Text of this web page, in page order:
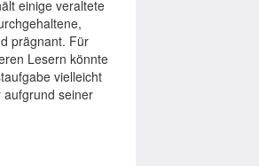
einige veraltete
prägnant. Für
Lesern könnte
vielleicht
seiner